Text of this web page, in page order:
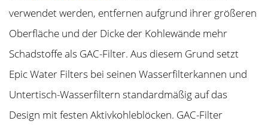
verwendet werden, entfernen aufgrund ihrer größeren
Oberfläche und der Dicke der Kohlewände mehr
Schadstoffe als GAC-Filter. Aus diesem Grund setzt
Epic Water Filters bei seinen Wasserfilterkannen und
Untertisch-Wasserfiltern standardmäßig auf das
Design mit festen Aktivkohleblöcken. GAC-Filter